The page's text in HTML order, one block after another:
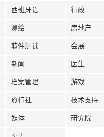
西班牙语 行政
测绘 房地产
软件测试 会展
新闻 医生
档案管理 游戏
旅行社 技术支持
媒体 研究院